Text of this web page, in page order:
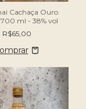
Cachaça Ouro
ml - 38% vol
R$65,00